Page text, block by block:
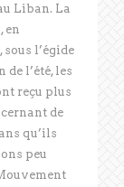
Liban. La
en
l’égide
l’été, les
reçu plus
de
qu’ils
peu